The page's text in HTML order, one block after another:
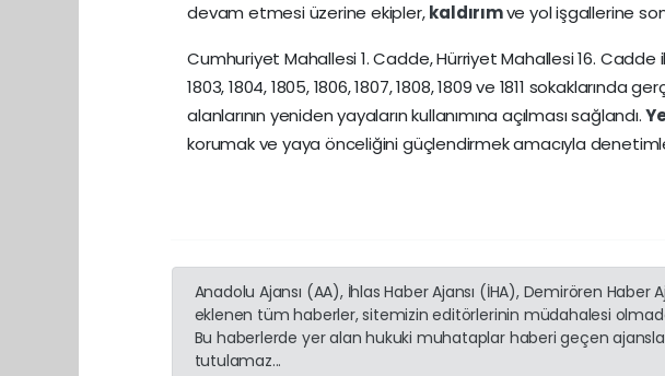
devam etmesi üzerine ekipler,kaldırımve yol işgallerine
Cumhuriyet Mahallesi 1. Cadde, Hürriyet Mahallesi 16. Cadde
1803, 1804, 1805, 1806, 1807, 1808, 1809 ve 1811 sokaklarında
alanlarının yeniden yayaların kullanımına açılması sağlandı.
korumak ve yaya önceliğini güçlendirmek amacıyla
Anadolu Ajansı (AA), İhlas Haber Ajansı (İHA), Demirören Haber
eklenen tüm haberler, sitemizin editörlerinin müdahalesi
Bu haberlerde yer alan hukuki muhataplar haberi geçen
tutulamaz...